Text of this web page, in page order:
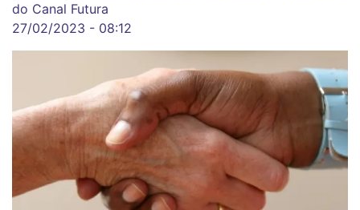
do Canal Futura
27/02/2023 - 08:12